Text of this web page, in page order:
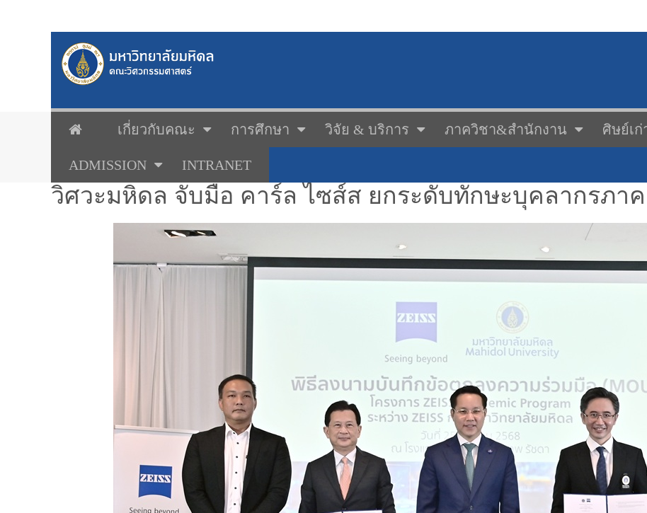
เกี่ยวกับคณะ การศึกษา วิจัย & บริการ ภาควิชา&สำนักงาน ศิษย์เก่
ADMISSION INTRANET
วิศวะมหิดล จับมือ คาร์ล ไซส์ส ยกระดับทักษะบุคลากรภา